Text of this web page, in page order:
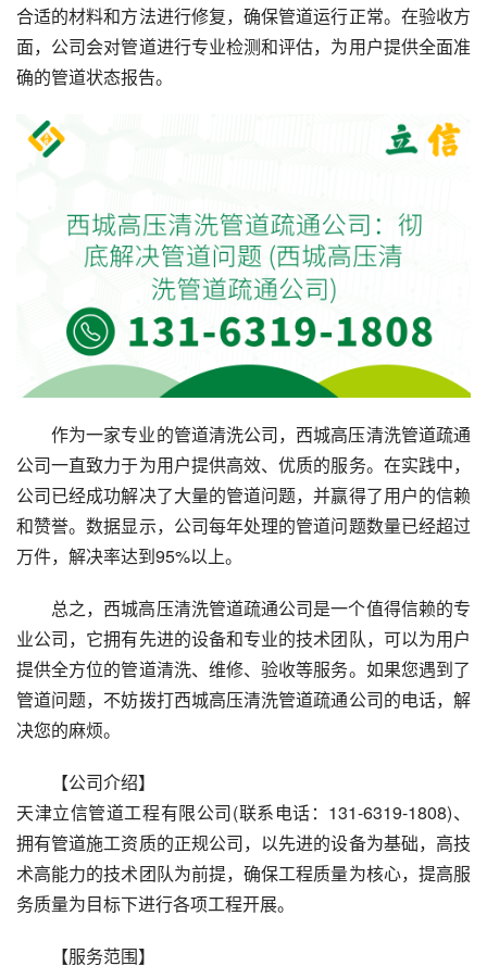
合适的材料和方法进行修复，确保管道运行正常。在验收方
面，公司会对管道进行专业检测和评估，为用户提供全面准
确的管道状态报告。
作为一家专业的管道清洗公司，西城高压清洗管道疏通
公司一直致力于为用户提供高效、优质的服务。在实践中，
公司已经成功解决了大量的管道问题，并赢得了用户的信赖
和赞誉。数据显示，公司每年处理的管道问题数量已经超过
万件，解决率达到95%以上。
总之，西城高压清洗管道疏通公司是一个值得信赖的专
业公司，它拥有先进的设备和专业的技术团队，可以为用户
提供全方位的管道清洗、维修、验收等服务。如果您遇到了
管道问题，不妨拨打西城高压清洗管道疏通公司的电话，解
决您的麻烦。
【公司介绍】
天津立信管道工程有限公司(联系电话：131-6319-1808)、
拥有管道施工资质的正规公司，以先进的设备为基础，高技
术高能力的技术团队为前提，确保工程质量为核心，提高服
务质量为目标下进行各项工程开展。
【服务范围】